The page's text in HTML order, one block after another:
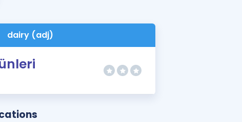
dairy (adj)